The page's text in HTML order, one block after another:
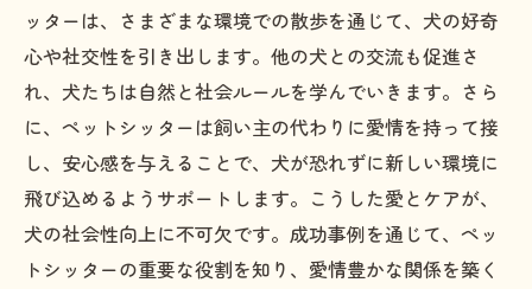
ッターは、さまざまな環境での散歩を通じて、犬の好奇
心や社交性を引き出します。他の犬との交流も促進さ
れ、犬たちは自然と社会ルールを学んでいきます。さら
に、ペットシッターは飼い主の代わりに愛情を持って接
し、安心感を与えることで、犬が恐れずに新しい環境に
飛び込めるようサポートします。こうした愛とケアが、
犬の社会性向上に不可欠です。成功事例を通じて、ペッ
トシッターの重要な役割を知り、愛情豊かな関係を築く